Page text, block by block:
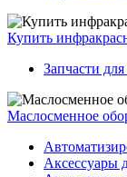
Купить
Запчасти
Маслосменное
Аксессуары